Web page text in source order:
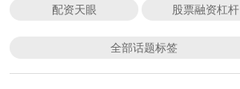
配资天眼 股票融资杠杆
全部话题标签